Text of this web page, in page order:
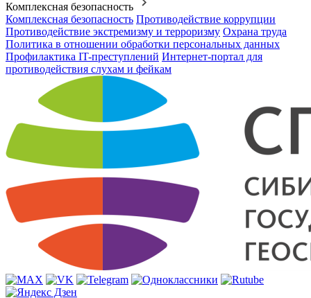
Комплексная безопасность
Комплексная безопасность Противодействие коррупции
Противодействие экстремизму и терроризму Охрана труда
Политика в отношении обработки персональных данных
Профилактика IT-преступлений Интернет-портал для
противодействия слухам и фейкам